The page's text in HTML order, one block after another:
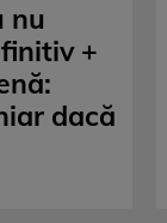
nu
+
dacă